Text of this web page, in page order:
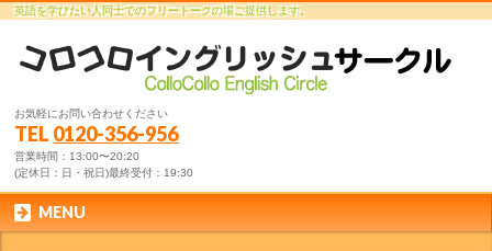
英語を学びたい人同士でのフリートークの場ご提供します。
お気軽にお問い合わせください
TEL 0120-356-956
営業時間：13:00〜20:20
(定休日：日・祝日)最終受付：19:30
MENU